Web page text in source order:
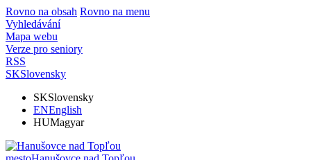
Rovno na obsah Rovno na menu
Vyhledávání
Mapa webu
Verze pro seniory
RSS
SKSlovensky
SKSlovensky
ENEnglish
HUMagyar